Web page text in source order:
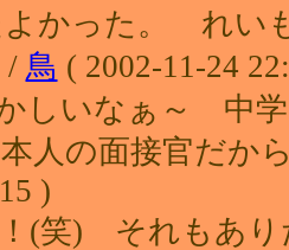
よかった。 れい
/ 鳥 ( 2002-11-24
しいなぁ～ 中
人の面接官だか
)
(笑) それもあ